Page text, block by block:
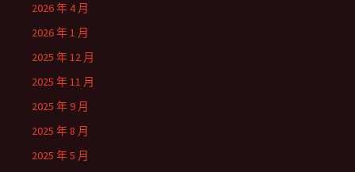
2026 年 4 月
2026 年 1 月
2025 年 12 月
2025 年 11 月
2025 年 9 月
2025 年 8 月
2025 年 5 月